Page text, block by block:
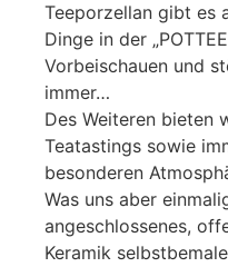
Teeporzellan gibt es
Dinge in der
Vorbeischauen und
immer…
Des Weiteren bieten
Teatastings sowie
besonderen
Was uns aber
angeschlossenes,
Keramik